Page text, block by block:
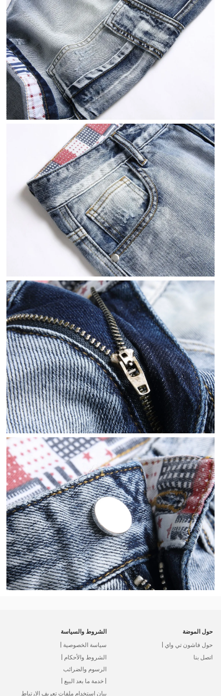
حول الموضة
حول فاشون تي واي |
اتصل بنا
الشروط والسياسة
سياسة الخصوصية |
الشروط والأحكام |
الرسوم والضرائب
| خدمة ما بعد البيع |
بيان استخدام ملفات تعريف الارتباط